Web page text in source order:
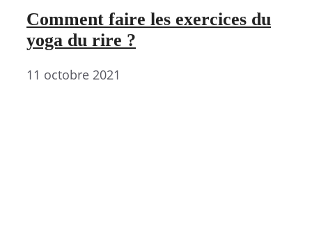
Comment faire les exercices du
yoga du rire ?
11 octobre 2021